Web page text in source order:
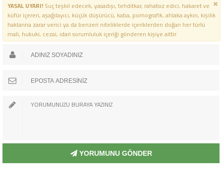
YASAL UYARI!Suç teşkil edecek, yasadışı, tehditkar, rahatsız edici, hakaret ve
küfür içeren, aşağılayıcı, küçük düşürücü, kaba, pornografik, ahlaka aykırı, kişilik
haklarına zarar verici ya da benzeri niteliklerde içeriklerden doğan her türlü
mali, hukuki, cezai, idari sorumluluk içeriği gönderen kişiye aittir.
YORUMUNU GÖNDER